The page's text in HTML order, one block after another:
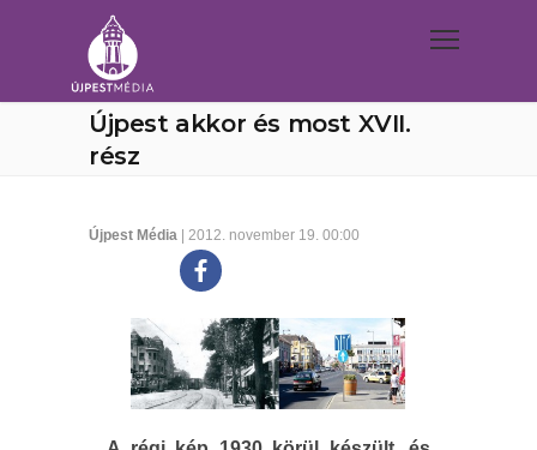
Újpest akkor és most XVII.
rész
Újpest Média | 2012. november 19. 00:00